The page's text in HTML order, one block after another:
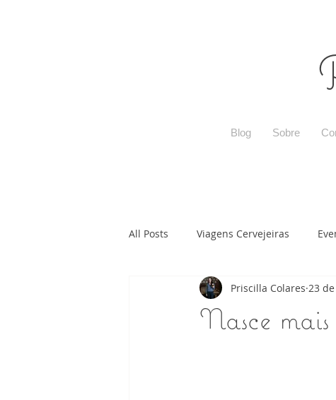
Blog Sobre
All Posts Viagens Cervejeiras
Adega Cervejeira
Nasce
Priscilla Colares 23